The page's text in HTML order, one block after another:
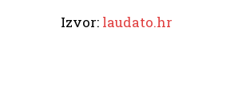
Izvor: laudato.hr